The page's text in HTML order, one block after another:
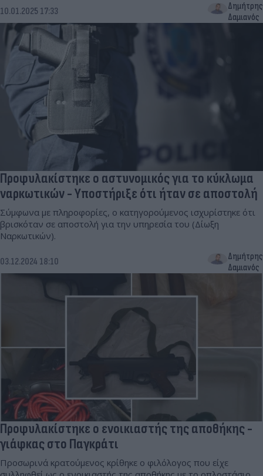
10.01.2025 17:33
Δημήτρης
Δαμιανός
Προφυλακίστηκε ο αστυνομικός για το κύκλωμα
ναρκωτικών - Υποστήριξε ότι ήταν σε αποστολή
Σύμφωνα με πληροφορίες, ο κατηγορούμενος ισχυρίστηκε ότι
βρισκόταν σε αποστολή για την υπηρεσία του (Δίωξη
Ναρκωτικών).
03.12.2024 18:10
Δημήτρης
Δαμιανός
Προφυλακίστηκε ο ενοικιαστής της αποθήκης -
γιάφκας στο Παγκράτι
Προσωρινά κρατούμενος κρίθηκε ο φιλόλογος που είχε